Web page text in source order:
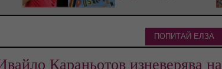
Караньотов изневерява на
ПОПИТАЙ ЕЛЗА